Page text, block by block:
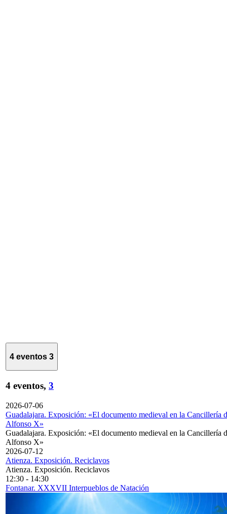
4 eventos 3
4 eventos, 3
2026-07-06
Guadalajara. Exposición: «El documento medieval en la Cancillería
Alfonso X»
Guadalajara. Exposición: «El documento medieval en la Cancillería
Alfonso X»
2026-07-12
Atienza. Exposición. Reciclavos
Atienza. Exposición. Reciclavos
12:30 - 14:30
Fontanar. XXXVII Interpueblos de Natación